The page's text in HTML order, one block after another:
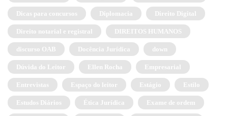
Dicas para concursos Diplomacia Direito Digital
Direito notarial e registral DIREITOS HUMANOS
discurso OAB Docência Jurídica down
Dúvida do Leitor Ellen Rocha Empresarial
Entrevistas Espaço do leitor Estágio Estilo
Estudos Diários Ética Jurídica Exame de ordem